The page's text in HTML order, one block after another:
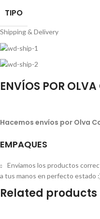
TIPO
Shipping & Delivery
ENVÍOS POR OLVA
Hacemos envíos por Olva
EMPAQUES
Enviamos los productos
a tus manos en perfecto estado
Related products